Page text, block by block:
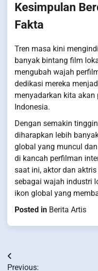
Kesimpulan
Fakta
Tren masa kini
banyak bintang film
mengubah wajah
dedikasi mereka
menyadarkan kita
Indonesia.
Dengan semakin
diharapkan lebih
global yang muncul
di kancah perfilman
saat ini, aktor dan
sebagai wajah industri
ikon global yang
Posted in Berita Artis
Post
Previous: